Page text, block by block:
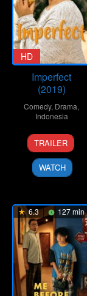
HD
Imperfect
(2019)
Comedy, Drama,
Indonesia
19
Dec
2019
Ernest
Prakasa
TRAILER
WATCH
6.3 127 min